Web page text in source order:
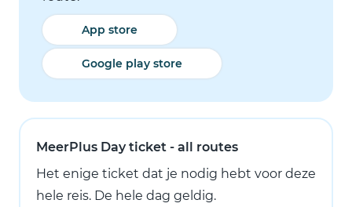
App store
Google play store
MeerPlus Day ticket - all routes
Het enige ticket dat je nodig hebt voor deze
hele reis. De hele dag geldig.